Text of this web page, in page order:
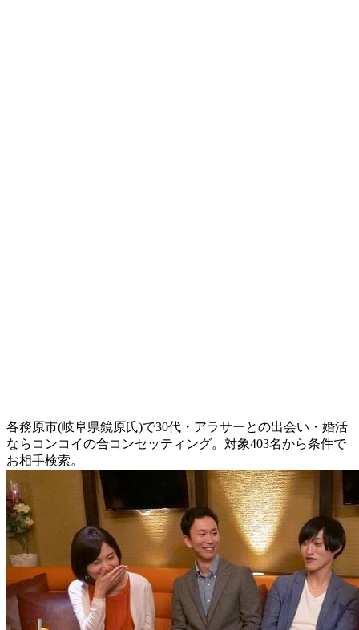
各務原市(岐阜県鏡原氏)で30代・アラサーとの出会い・婚活
ならコンコイの合コンセッティング。対象403名から条件で
お相手検索。